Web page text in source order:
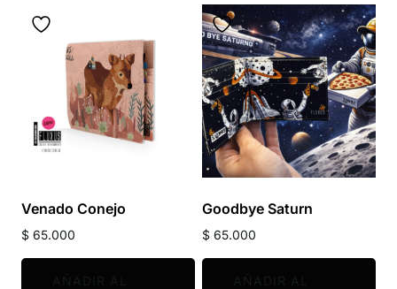
Venado Conejo
$ 65.000
AÑADIR AL
Goodbye Saturn
$ 65.000
AÑADIR AL